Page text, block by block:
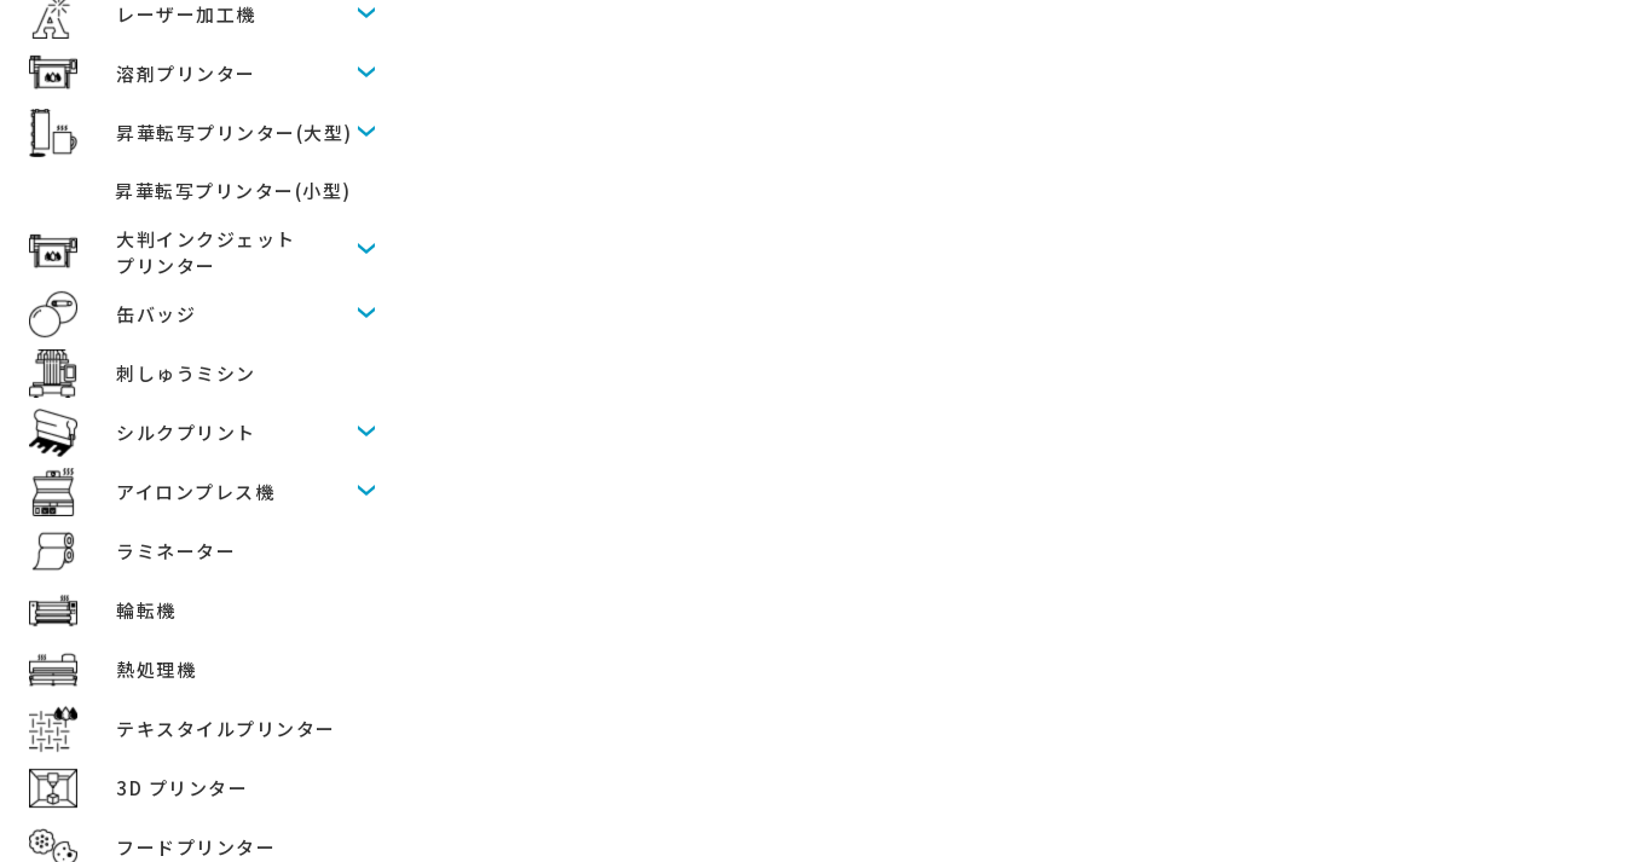
レーザー加工機
溶剤プリンター
昇華転写プリンター(大型)
昇華転写プリンター(小型)
大判インクジェット
プリンター
缶バッジ
刺しゅうミシン
シルクプリント
アイロンプレス機
ラミネーター
輪転機
熱処理機
テキスタイルプリンター
3D プリンター
フードプリンター